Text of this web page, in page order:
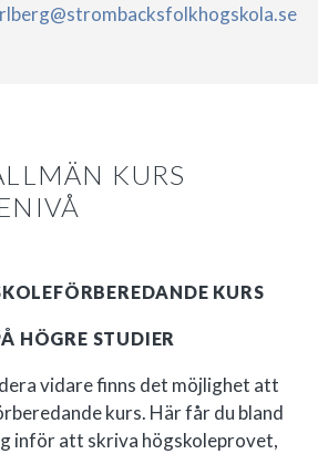
KURS
HÖGRE STUDIER
vidare finns det möjlighet att
kurs. Här får du bland
inför att skriva högskoleprovet,